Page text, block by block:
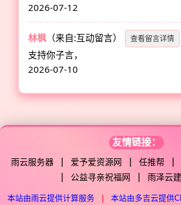
2026-07-12
林枫 （来自:互动留言） 查看留言详情
支持你子言，
2026-07-10
友情链接：
雨云服务器 爱予爱资源网 任推帮
公益寻亲祝福网 雨泽云
本站由雨云提供计算服务 本站由多吉云提供